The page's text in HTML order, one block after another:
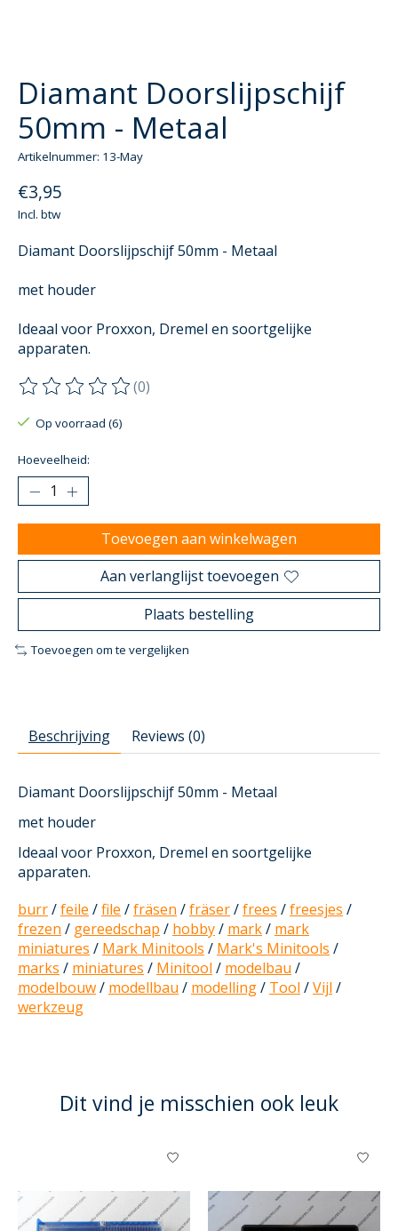
Diamant Doorslijpschijf
50mm - Metaal
Artikelnummer: 13-May
€3,95
Incl. btw
Diamant Doorslijpschijf 50mm - Metaal
met houder
Ideaal voor Proxxon, Dremel en soortgelijke
apparaten.
De beoordeling van dit product is
(0)
Op voorraad (6)
Hoeveelheid:
Toevoegen aan winkelwagen
Aan verlanglijst toevoegen
Plaats bestelling
Toevoegen om te vergelijken
Beschrijving Reviews (0)
Diamant Doorslijpschijf 50mm - Metaal
met houder
Ideaal voor Proxxon, Dremel en soortgelijke
apparaten.
burr/feile /file /fräsen /fräser/frees /freesjes /
frezen / gereedschap / hobby/ mark/ mark
miniatures / Mark Minitools / Mark's Minitools /
marks / miniatures / Minitool / modelbau /
modelbouw/ modellbau / modelling/ Tool /Vijl /
werkzeug
Dit vind je misschien ook leuk
Items van productcarrousel